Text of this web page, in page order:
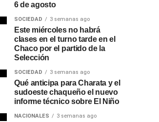
6 de agosto
SOCIEDAD 3 semanas ago
Este miércoles no habrá
clases en el turno tarde en el
Chaco por el partido de la
Selección
SOCIEDAD 3 semanas ago
Qué anticipa para Charata y el
sudoeste chaqueño el nuevo
informe técnico sobre El Niño
NACIONALES 3 semanas ago